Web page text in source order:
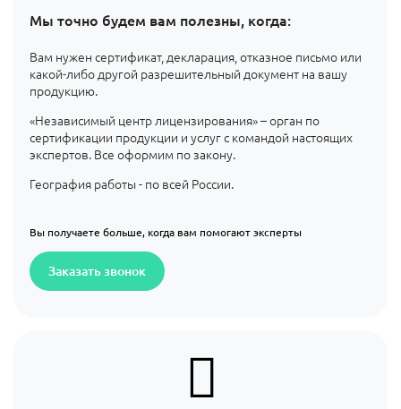
Мы точно будем вам полезны, когда:
Вам нужен сертификат, декларация, отказное письмо или
какой-либо другой разрешительный документ на вашу
продукцию.
«Независимый центр лицензирования» – орган по
сертификации продукции и услуг с командой настоящих
экспертов. Все оформим по закону.
География работы - по всей России.
Вы получаете больше, когда вам помогают эксперты
Заказать звонок